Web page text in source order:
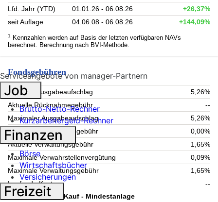
Lfd. Jahr (YTD)
01.01.26 - 06.08.26
+26,37%
seit Auflage
04.06.08 - 06.08.26 +144,09%
1
Kennzahlen werden auf Basis der letzten verfügbaren NAVs
berechnet. Berechnung nach BVI-Methode.
Fondsgebühren
Aktueller Ausgabeaufschlag
5,26%
Aktuelle Rücknahmegebühr
--
Maximaler Ausgabeaufschlag
5,26%
Maximale Rücknahmegebühr
0,00%
Aktuelle Verwaltungsgebühr
1,65%
Maximale Verwahrstellenvergütung
0,09%
Maximale Verwaltungsgebühr
1,65%
Laufende Kosten
--
Information zum Kauf - Mindestanlage
Serviceangebote von manager-Partnern
Job
Brutto-Netto-Rechner
Kurzarbeitergeld-Rechner
Finanzen
Börse
Wirtschaftsbücher
Versicherungen
Freizeit